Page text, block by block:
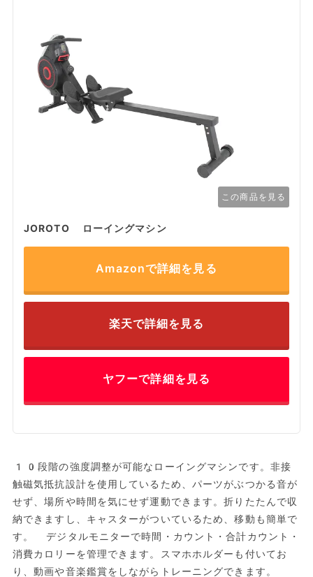
この商品を見る
JOROTO ローイングマシン
Amazonで詳細を見る
楽天で詳細を見る
ヤフーで詳細を見る
10段階の強度調整が可能なローイングマシンです。非接
触磁気抵抗設計を使用しているため、パーツがぶつかる音が
せず、場所や時間を気にせず運動できます。折りたたんで収
納できますし、キャスターがついているため、移動も簡単で
す。 デジタルモニターで時間・カウント・合計カウント・
消費カロリーを管理できます。スマホホルダーも付いてお
り、動画や音楽鑑賞をしながらトレーニングできます。